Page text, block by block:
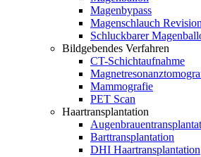
Magenbypass
Magenschlauch Revision
Schluckbarer
Bildgebendes Verfahren
CT-Schichtaufnahme
Mammografie
PET Scan
Haartransplantation
Barttransplantation
DHI Haartransplantation